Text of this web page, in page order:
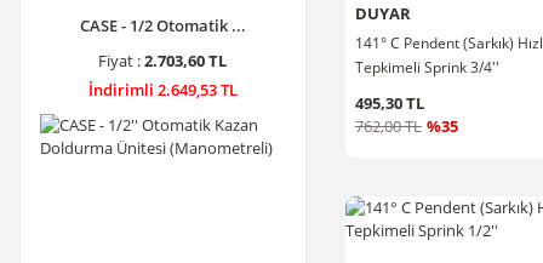
CASE - 1/2 Otomatik ...
Fiyat :2.703,60 TL
İndirimli 2.649,53 TL
DUYAR
141° C Pendent (Sarkık)
Tepkimeli Sprink 3/4''
495,30 TL
762,00 TL %35